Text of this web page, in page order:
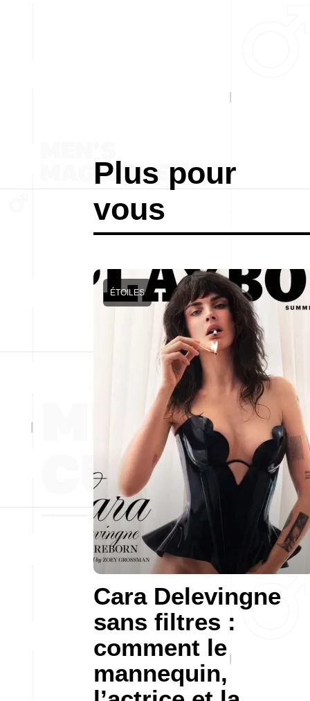
Plus pour
vous
Cara Delevingne
sans filtres :
comment le
mannequin,
ÉTOILES